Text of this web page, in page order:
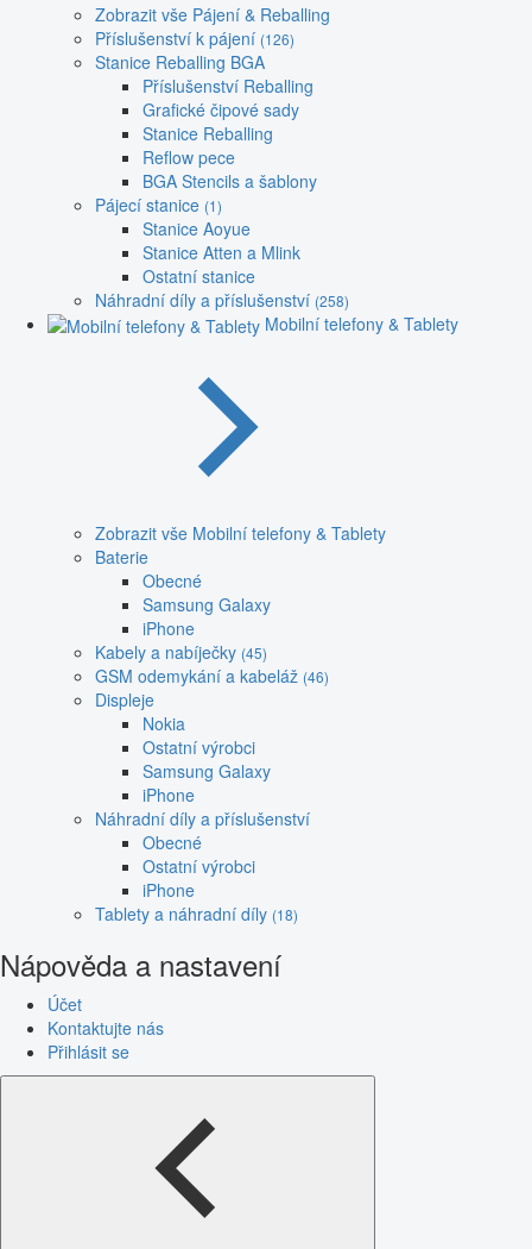
Zobrazit vše Pájení & Reballing
Příslušenství k pájení (126)
Stanice Reballing BGA
Příslušenství Reballing
Grafické čipové sady
Stanice Reballing
Reflow pece
BGA Stencils a šablony
Pájecí stanice (1)
Stanice Aoyue
Stanice Atten a Mlink
Ostatní stanice
Náhradní díly a příslušenství (258)
Mobilní telefony & Tablety
Zobrazit vše Mobilní telefony & Tablety
Baterie
Obecné
Samsung Galaxy
iPhone
Kabely a nabíječky (45)
GSM odemykání a kabeláž (46)
Displeje
Nokia
Ostatní výrobci
Samsung Galaxy
iPhone
Náhradní díly a příslušenství
Obecné
Ostatní výrobci
iPhone
Tablety a náhradní díly (18)
Nápověda a nastavení
Účet
Kontaktujte nás
Přihlásit se